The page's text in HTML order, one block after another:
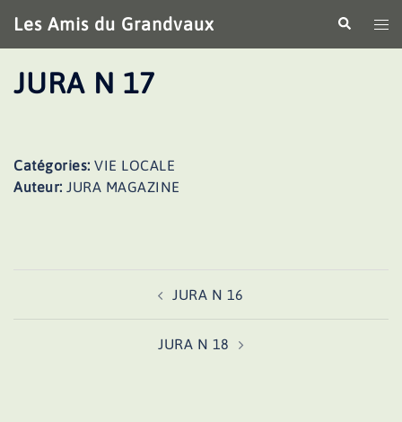
au
contenu
Les Amis du Grandvaux
le
JURA N 17
Catégories: VIE LOCALE
Auteur: JURA MAGAZINE
JURA N 16
JURA N 18